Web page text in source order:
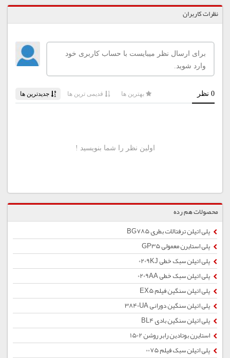
نظرات کاربران
محصولات هم رده
پلی اتیلن ترفتالات بطری BG785
پلی استایرن معمولی GP35
پلی اتیلن سبک خطی 0209KJ
پلی اتیلن سبک خطی 0209AA
پلی اتیلن سنگین فیلم EX5
پلی اتیلن سنگین دورانی 3840UA
پلی اتیلن سنگین بادی BL4
استایرن بوتادین رابر روشن 1502
پلی اتیلن سبک فیلم 0075